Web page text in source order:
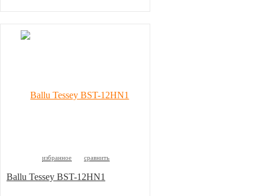
избранное сравнить
Ballu Tessey BST-12HN1